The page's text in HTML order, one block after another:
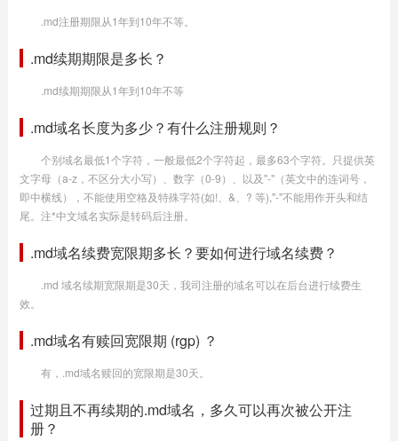
.md注册期限从1年到10年不等。
.md续期期限是多长？
.md续期期限从1年到10年不等
.md域名长度为多少？有什么注册规则？
个别域名最低1个字符，一般最低2个字符起，最多63个字符。只提供英
文字母（a-z，不区分大小写）、数字（0-9）、以及"-"（英文中的连词号，
即中横线），不能使用空格及特殊字符(如!、&、? 等),"-"不能用作开头和结
尾。注*中文域名实际是转码后注册。
.md域名续费宽限期多长？要如何进行域名续费？
.md 域名续期宽限期是30天，我司注册的域名可以在后台进行续费生
效。
.md域名有赎回宽限期 (rgp) ？
有，.md域名赎回的宽限期是30天。
过期且不再续期的.md域名，多久可以再次被公开注
册？